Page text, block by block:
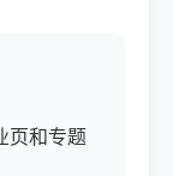
页和专题